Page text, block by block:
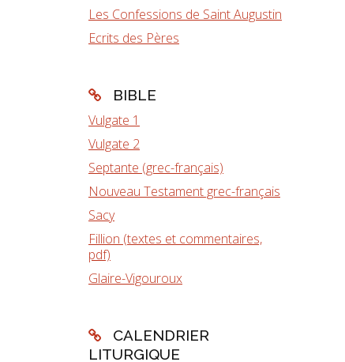
Les Confessions de Saint Augustin
Ecrits des Pères
BIBLE
Vulgate 1
Vulgate 2
Septante (grec-français)
Nouveau Testament grec-français
Sacy
Fillion (textes et commentaires,
pdf)
Glaire-Vigouroux
CALENDRIER
LITURGIQUE